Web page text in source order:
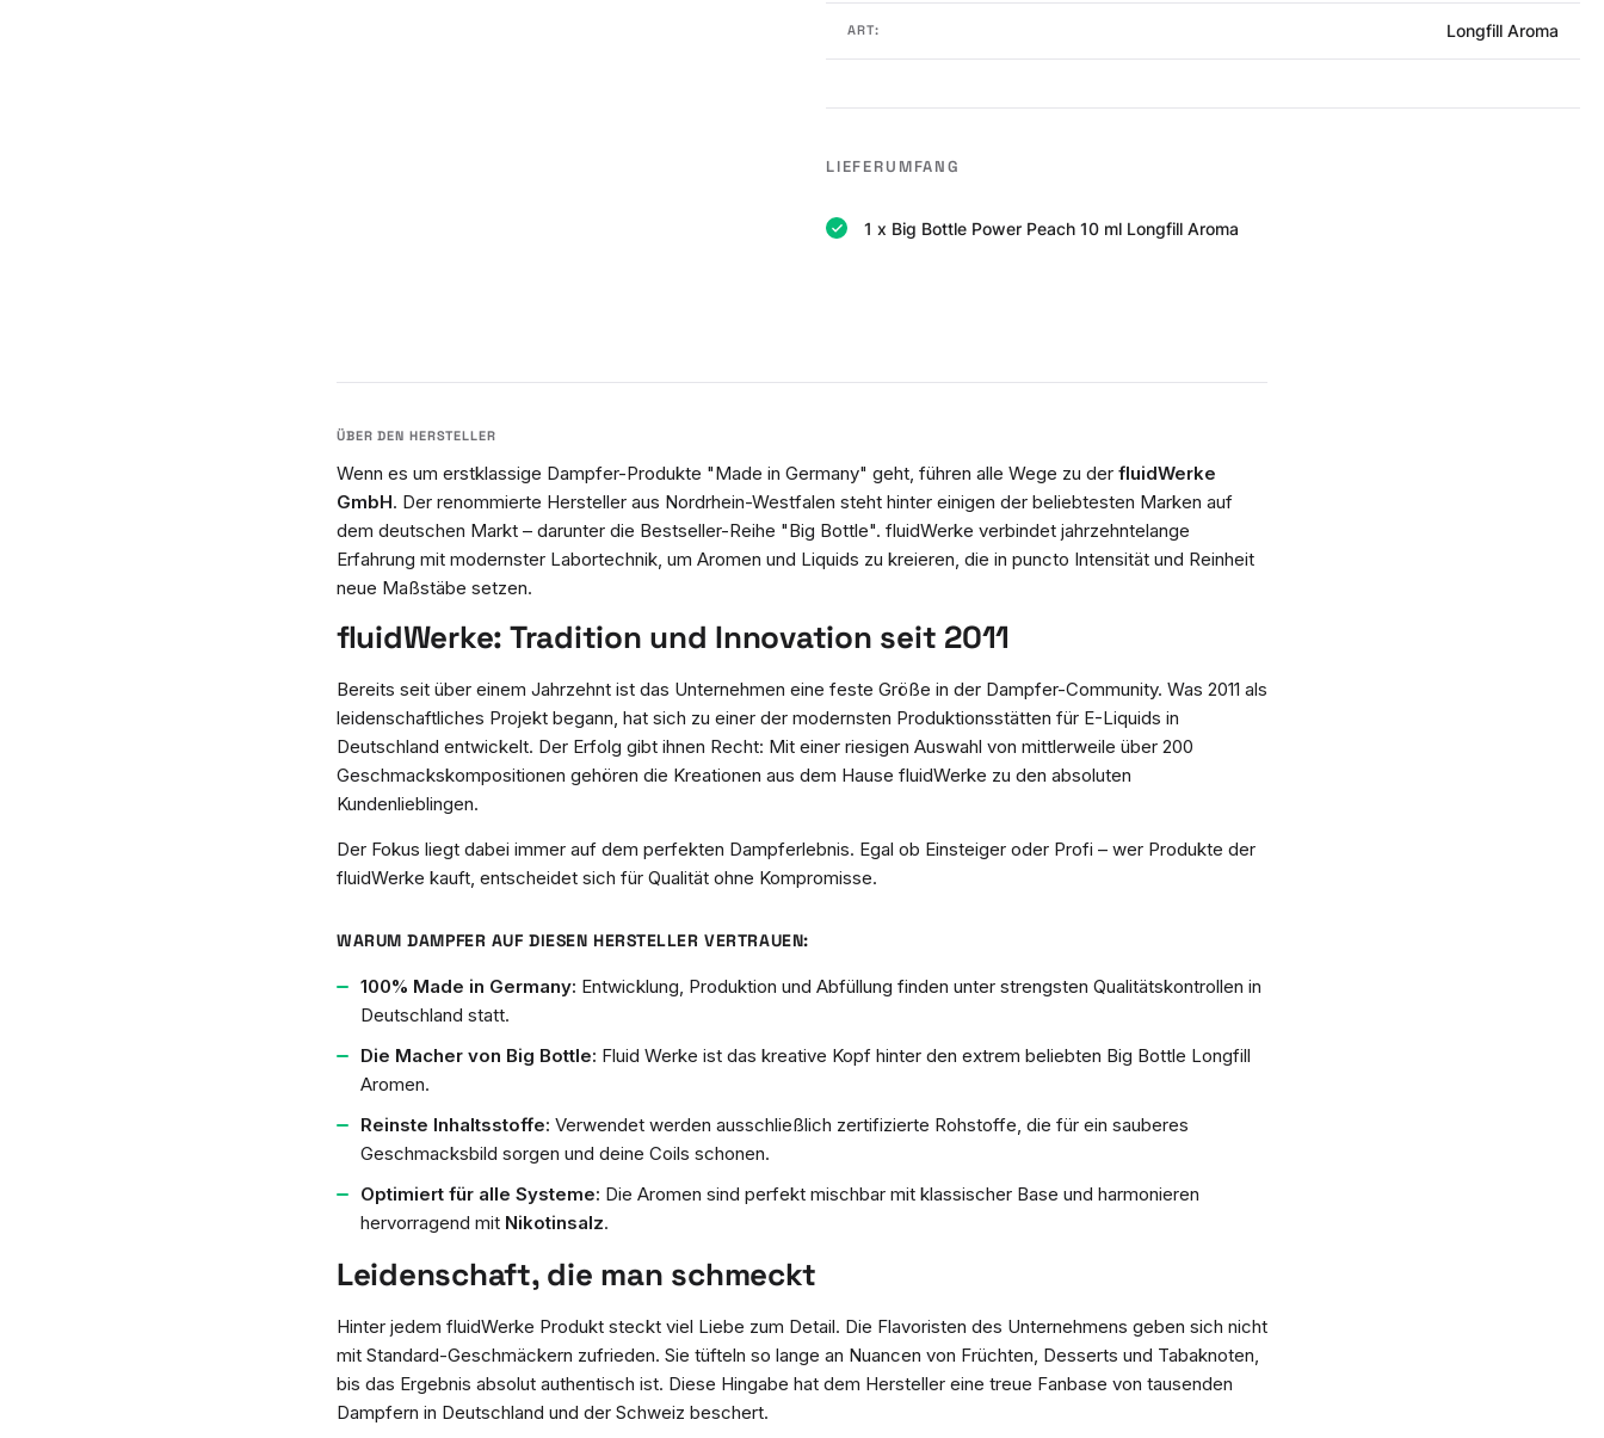
ART: Longfill Aroma
LIEFERUMFANG
1 x Big Bottle Power Peach 10 ml Longfill Aroma
Wenn es um erstklassige Dampfer-Produkte "Made in Germany" geht, führen alle Wege zu der fluidWerke
GmbH. Der renommierte Hersteller aus Nordrhein-Westfalen steht hinter einigen der beliebtesten Marken auf
dem deutschen Markt – darunter die Bestseller-Reihe "Big Bottle". fluidWerke verbindet jahrzehntelange
Erfahrung mit modernster Labortechnik, um Aromen und Liquids zu kreieren, die in puncto Intensität und Reinheit
neue Maßstäbe setzen.
fluidWerke: Tradition und Innovation seit 2011
Bereits seit über einem Jahrzehnt ist das Unternehmen eine feste Größe in der Dampfer-Community. Was 2011 als
leidenschaftliches Projekt begann, hat sich zu einer der modernsten Produktionsstätten für E-Liquids in
Deutschland entwickelt. Der Erfolg gibt ihnen Recht: Mit einer riesigen Auswahl von mittlerweile über 200
Geschmackskompositionen gehören die Kreationen aus dem Hause fluidWerke zu den absoluten
Kundenlieblingen.
Der Fokus liegt dabei immer auf dem perfekten Dampferlebnis. Egal ob Einsteiger oder Profi – wer Produkte der
fluidWerke kauft, entscheidet sich für Qualität ohne Kompromisse.
WARUM DAMPFER AUF DIESEN HERSTELLER VERTRAUEN:
100% Made in Germany: Entwicklung, Produktion und Abfüllung finden unter strengsten Qualitätskontrollen in
Deutschland statt.
Die Macher von Big Bottle: Fluid Werke ist das kreative Kopf hinter den extrem beliebten Big Bottle Longfill
Aromen.
Reinste Inhaltsstoffe: Verwendet werden ausschließlich zertifizierte Rohstoffe, die für ein sauberes
Geschmacksbild sorgen und deine Coils schonen.
Optimiert für alle Systeme: Die Aromen sind perfekt mischbar mit klassischer Base und harmonieren
hervorragend mit Nikotinsalz.
Leidenschaft, die man schmeckt
Hinter jedem fluidWerke Produkt steckt viel Liebe zum Detail. Die Flavoristen des Unternehmens geben sich nicht
mit Standard-Geschmäckern zufrieden. Sie tüfteln so lange an Nuancen von Früchten, Desserts und Tabaknoten,
bis das Ergebnis absolut authentisch ist. Diese Hingabe hat dem Hersteller eine treue Fanbase von tausenden
Dampfern in Deutschland und der Schweiz beschert.